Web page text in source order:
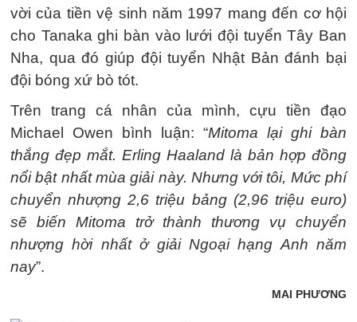
vời của tiền vệ sinh năm 1997 mang đến cơ hội
cho Tanaka ghi bàn vào lưới đội tuyển Tây Ban
Nha, qua đó giúp đội tuyển Nhật Bản đánh bại
đội bóng xứ bò tót.
Trên trang cá nhân của mình, cựu tiền đạo
Michael Owen bình luận: “Mitoma lại ghi bàn
thắng đẹp mắt. Erling Haaland là bản hợp đồng
nổi bật nhất mùa giải này. Nhưng với tôi, Mức phí
chuyển nhượng 2,6 triệu bảng (2,96 triệu euro)
sẽ biến Mitoma trở thành thương vụ chuyển
nhượng hời nhất ở giải Ngoại hạng Anh năm
nay”.
MAI PHƯƠNG